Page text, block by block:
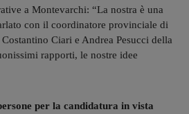
a Montevarchi: “La nostra è una
con il coordinatore provinciale di
Ciari e Andrea Pesucci della
rapporti, le nostre idee
per la candidatura in vista